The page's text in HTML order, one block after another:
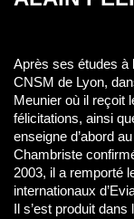
Après ses études à
CNSM de Lyon,
Meunier où il reçoit
félicitations, ainsi
enseigne d’abord
Chambriste
2003, il a remporté
internationaux
Il s’est produit